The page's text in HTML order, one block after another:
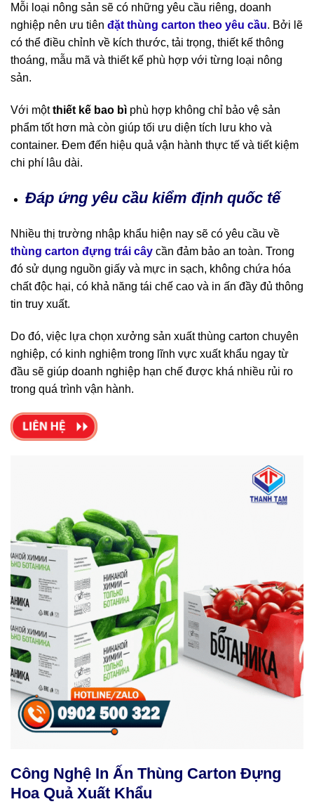
Mỗi loại nông sản sẽ có những yêu cầu riêng, doanh
nghiệp nên ưu tiên đặt thùng carton theo yêu cầu. Bởi lẽ
có thể điều chỉnh về kích thước, tải trọng, thiết kế thông
thoáng, mẫu mã và thiết kế phù hợp với từng loại nông
sản.
Với mộtthiết kế bao bì phù hợp không chỉ bảo vệ sản
phẩm tốt hơn mà còn giúp tối ưu diện tích lưu kho và
container. Đem đến hiệu quả vận hành thực tế và tiết kiệm
chi phí lâu dài.
Đáp ứng yêu cầu kiểm định quốc tế
Nhiều thị trường nhập khẩu hiện nay sẽ có yêu cầu về
thùng carton đựng trái cây cần đảm bảo an toàn. Trong
đó sử dụng nguồn giấy và mực in sạch, không chứa hóa
chất độc hại, có khả năng tái chế cao và in ấn đầy đủ thông
tin truy xuất.
Do đó, việc lựa chọn xưởng sản xuất thùng carton chuyên
nghiệp, có kinh nghiệm trong lĩnh vực xuất khẩu ngay từ
đầu sẽ giúp doanh nghiệp hạn chế được khá nhiều rủi ro
trong quá trình vận hành.
Công Nghệ In Ấn Thùng Carton Đựng
Hoa Quả Xuất Khẩu